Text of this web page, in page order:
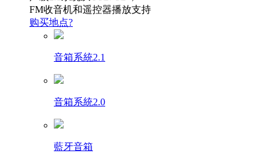
FM收音机和遥控器播放支持
购买地点?
音箱系統2.1
音箱系統2.0
藍牙音箱